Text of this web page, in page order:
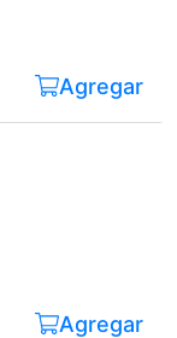
Agregar
Agregar